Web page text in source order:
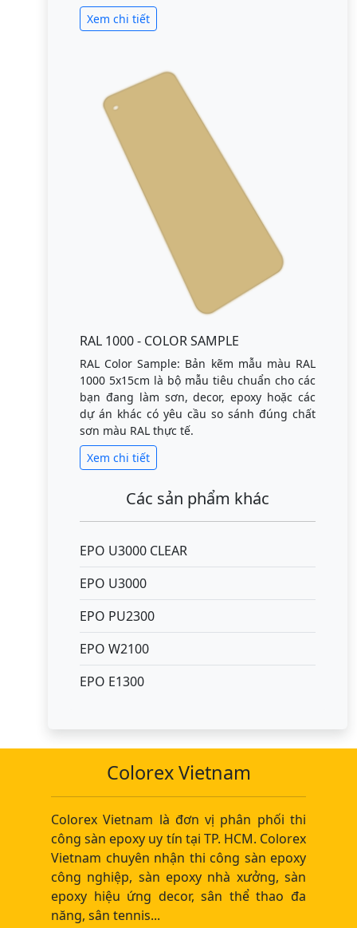
Xem chi tiết
RAL 1000 - COLOR SAMPLE
RAL Color Sample: Bản kẽm mẫu màu RAL
1000 5x15cm là bộ mẫu tiêu chuẩn cho các
bạn đang làm sơn, decor, epoxy hoặc các
dự án khác có yêu cầu so sánh đúng chất
sơn màu RAL thực tế.
Xem chi tiết
Các sản phẩm khác
EPO U3000 CLEAR
EPO U3000
EPO PU2300
EPO W2100
EPO E1300
Colorex Vietnam
Colorex Vietnam là đơn vị phân phối thi
công sàn epoxy uy tín tại TP. HCM. Colorex
Vietnam chuyên nhận thi công sàn epoxy
công nghiệp, sàn epoxy nhà xưởng, sàn
epoxy hiệu ứng decor, sân thể thao đa
năng, sân tennis...